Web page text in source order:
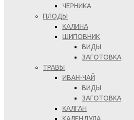
ЧЕРНИКА
ПЛОДЫ
КАЛИНА
ШИПОВНИК
ВИДЫ
ЗАГОТОВКА
ТРАВЫ
ИВАН-ЧАЙ
ВИДЫ
ЗАГОТОВКА
КАЛГАН